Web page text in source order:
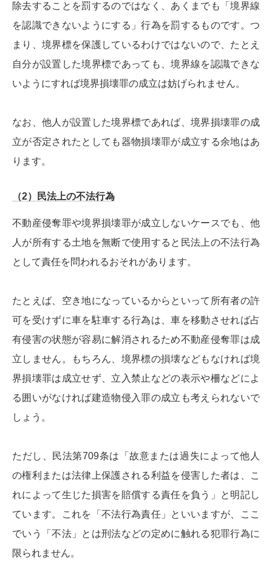
除去することを罰するのではなく、あくまでも「境界線
を認識できないようにする」行為を罰するものです。つ
まり、境界標を保護しているわけではないので、たとえ
自分が設置した境界標であっても、境界線を認識できな
いようにすれば境界損壊罪の成立は妨げられません。
なお、他人が設置した境界標であれば、境界損壊罪の成
立が否定されたとしても器物損壊罪が成立する余地はあ
ります。
（2）民法上の不法行為
不動産侵奪罪や境界損壊罪が成立しないケースでも、他
人が所有する土地を無断で使用すると民法上の不法行為
として責任を問われるおそれがあります。
たとえば、空き地になっているからといって所有者の許
可を受けずに車を駐車する行為は、車を移動させれば占
有侵害の状態が容易に解消されるため不動産侵奪罪は成
立しません。もちろん、境界標の損壊などもなければ境
界損壊罪は成立せず、立入禁止などの表示や柵などによ
る囲いがなければ建造物侵入罪の成立も考えられないで
しょう。
ただし、民法第709条は「故意または過失によって他人
の権利または法律上保護される利益を侵害した者は、こ
れによって生じた損害を賠償する責任を負う」と明記し
ています。これを「不法行為責任」といいますが、ここ
でいう「不法」とは刑法などの定めに触れる犯罪行為に
限られません。